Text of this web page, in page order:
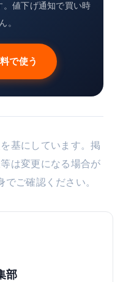
値下げ通知で買い時
。
で使う
基にしています。掲
は変更になる場合が
ご確認ください。
部